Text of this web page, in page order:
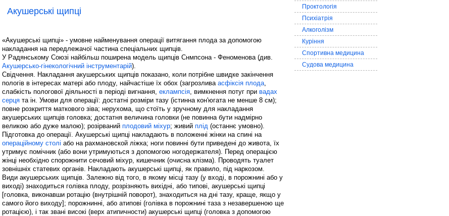
Акушерські щипці
«Акушерські щипці» - умовне найменування операції витягання плода за допомогою
накладання на передлежачої частина спеціальних щипців.
У Радянському Союзі найбільш поширена модель щипців Снмпсона - Феноменова (див.
Акушерсько-гінекологічний інструментарій).
Свідчення. Накладання акушерських щипців показано, коли потрібне швидке закінчення
пологів в інтересах матері або плоду, найчастіше їх обох (загрозлива асфіксія плода,
слабкість пологової діяльності в періоді вигнання, еклампсія, вимкнення потуг при вадах
серця та ін. Умови для операції: достатні розміри тазу (істинна кон'югата не менше 8 см);
повне розкриття маткового зіва; нерухома, що стоїть у зручному для накладання
акушерських щипців головка; достатня величина головки (не повинна бути надмірно
великою або дуже малою); розірваний плодовий міхур; живий плід (останнє умовно).
Підготовка до операції. Акушерські щипці накладають в положенні жінки на спині на
операційному столі або на рахмановской ліжка; ноги повинні бути приведені до живота, їх
утримує помічник (або вони утримуються з допомогою ногодержателя). Перед операцією
жінці необхідно спорожнити сечовий міхур, кишечник (очисна клізма). Проводять туалет
зовнішніх статевих органів. Накладають акушерські щипці, як правило, під наркозом.
Види акушерських щипців. Залежно від того, в якому місці тазу (у вході, в порожнині або у
виході) знаходиться голівка плоду, розрізняють вихідні, або типові, акушерські щипці
[головка, виконавши ротацію (внутрішній поворот), знаходиться на дні тазу, краще, якщо у
самого його виходу]; порожнинні, або атипові (голівка в порожнині таза з незавершеною ще
ротацією), і так звані високі (верх атипичности) акушерські щипці (головка з допомогою
Проктологія
Психіатрія
Алкоголізм
Куріння
Спортивна медицина
Судова медицина